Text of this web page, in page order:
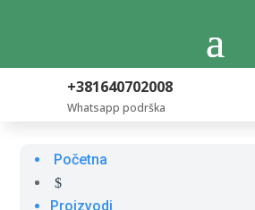
+381640702008
Whatsapp podrška
Početna
$
Proizvodi